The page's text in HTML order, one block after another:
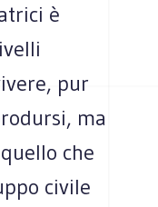
è
pur
ma
che
civile